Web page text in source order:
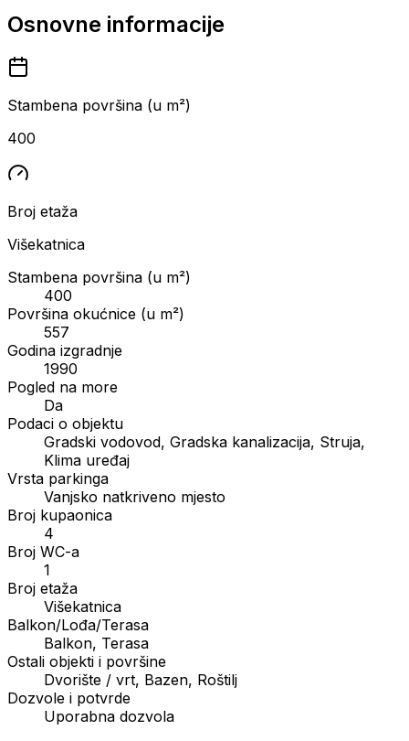
Osnovne informacije
Stambena površina (u m²)
400
Broj etaža
Višekatnica
Stambena površina (u m²)
400
Površina okućnice (u m²)
557
Godina izgradnje
1990
Pogled na more
Da
Podaci o objektu
Gradski vodovod, Gradska kanalizacija, Struja,
Klima uređaj
Vrsta parkinga
Vanjsko natkriveno mjesto
Broj kupaonica
4
Broj WC-a
1
Broj etaža
Višekatnica
Balkon/Lođa/Terasa
Balkon, Terasa
Ostali objekti i površine
Dvorište / vrt, Bazen, Roštilj
Dozvole i potvrde
Uporabna dozvola